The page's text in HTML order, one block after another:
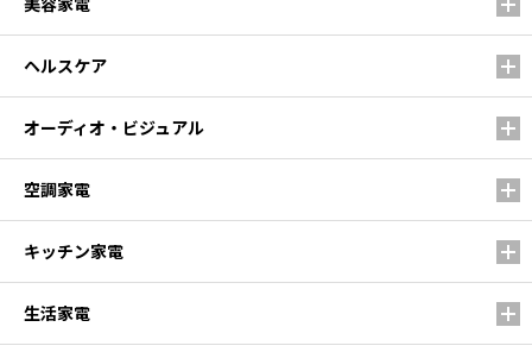
ヘルスケア
オーディオ・ビジュアル
空調家電
キッチン家電
生活家電